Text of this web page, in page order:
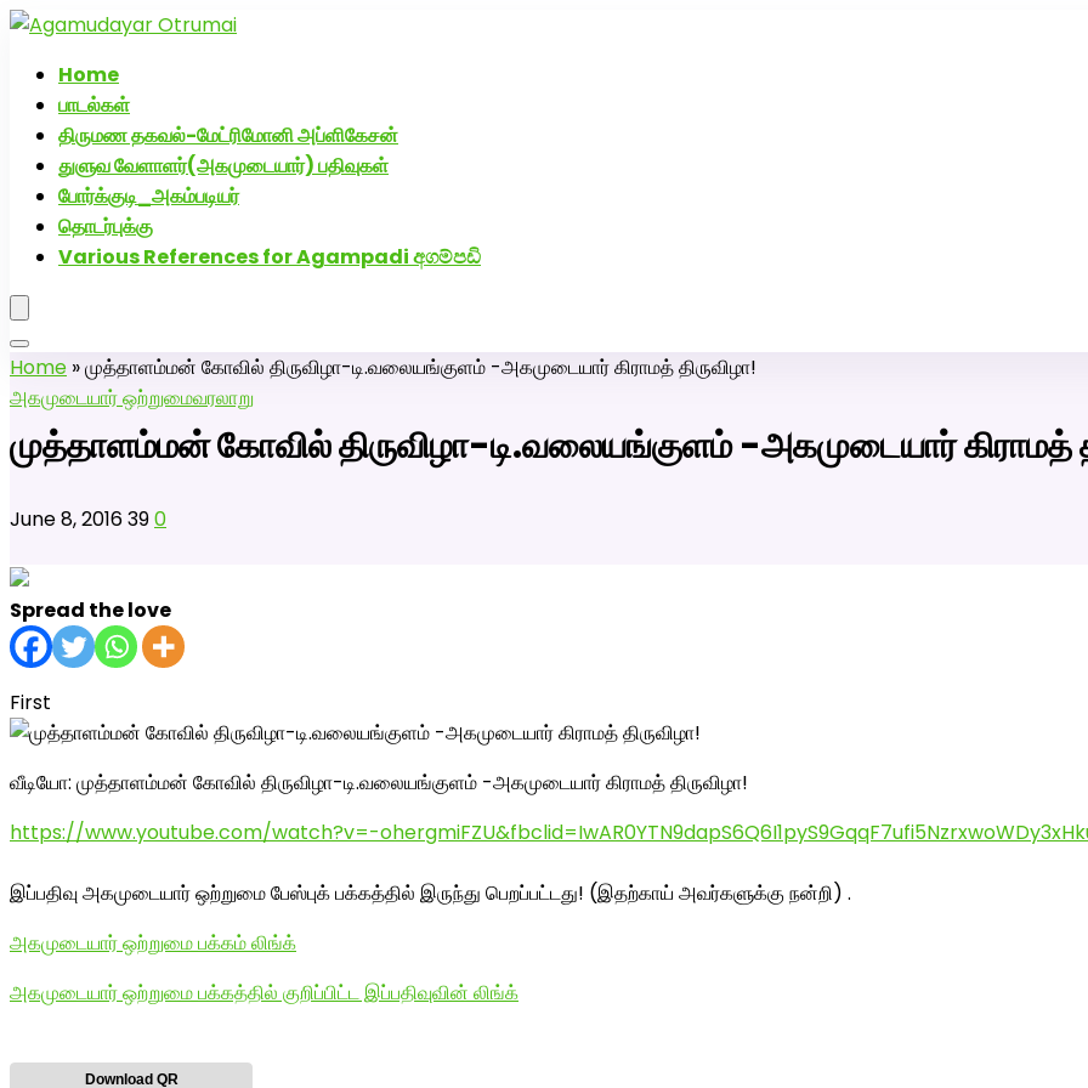
Home
பாடல்கள்
திருமண தகவல்-மேட்ரிமோனி அப்ளிகேசன்
துளுவ வேளாளர்(அகமுடையார்) பதிவுகள்
போர்க்குடி_அகம்படியர்
தொடர்புக்கு
Various References for Agampadi අගම්පඩි
Home »முத்தாளம்மன் கோவில் திருவிழா-டி.வலையங்குளம் -அகமுடையார் கிராமத் திருவிழா!
அகமுடையார் ஒற்றுமைவரலாறு
முத்தாளம்மன் கோவில் திருவிழா-டி.வலையங்குளம் -அகமுடையார் கிராமத்
June 8, 2016390
Spread the love
First
வீடியோ: முத்தாளம்மன் கோவில் திருவிழா-டி.வலையங்குளம் -அகமுடையார் கிராமத் திருவிழா!
https://www.youtube.com/watch?v=-
இப்பதிவு அகமுடையார் ஒற்றுமை பேஸ்புக் பக்கத்தில் இருந்து பெறப்பட்டது! (இதற்காய் அவர்களுக்கு நன்றி) .
அகமுடையார் ஒற்றுமை பக்கம் லிங்க்
அகமுடையார் ஒற்றுமை பக்கத்தில் குறிப்பிட்ட இப்பதிவுவின் லிங்க்
Download QR
அகமுடையார் திருமண வரன்களுக்கு அகமுடையார்மேட்ரி-பெண் வீட்டாருக்கு 100% இலவச திருமண சேவை! வாட்ஸப் எண்: